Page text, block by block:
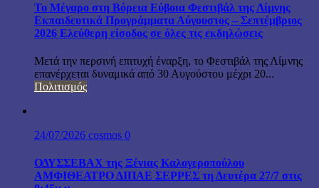
Το Μέγαρο στη Βόρεια Εύβοια Φεστιβάλ της Λίμνης
Εκπαιδευτικά Προγράμματα Αύγουστος – Σεπτέμβριος
2026 Ελεύθερη είσοδος σε όλες τις εκδηλώσεις
Μετά την περσινή επιτυχή έναρξη, το Φεστιβάλ της Λίμνης
επανέρχεται δυναμικά από 30 Αυγούστου μέχρι 20...
Πολιτισμός
24/07/2026 cosmos 0
ΟΔΥΣΣΕΒΑΧ της Ξένιας Καλογεροπούλου
ΑΜΦΙΘΕΑΤΡΟ ΔΙΠΑΕ ΣΕΡΡΕΣ τη Δευτέρα 27/7 στις